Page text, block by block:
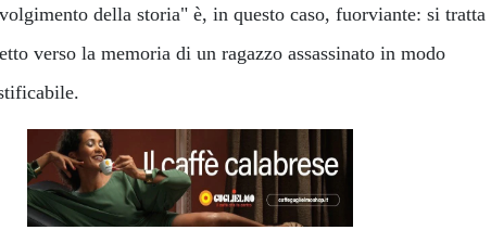
della storia" è, in questo caso, fuorviante: si tratta
verso la memoria di un ragazzo assassinato in modo